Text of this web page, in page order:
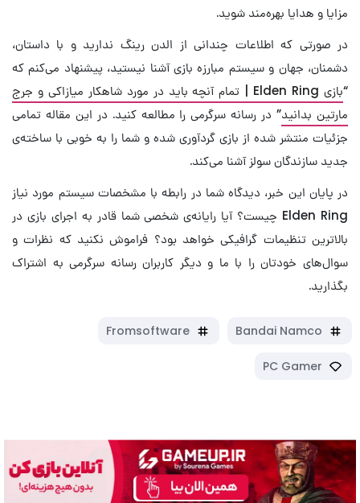
مزایا و هدایا بهره‌مند شوید.
در صورتی که اطلاعات چندانی از الدن رینگ ندارید و با داستان،
دشمنان، جهان و سیستم مبارزه بازی آشنا نیستید، پیشنهاد می‌کنم که
“
بازی Elden Ring | تمام آنچه باید در مورد شاهکار میازاکی و جرج
مارتین بدانید” در رسانه سرگرمی را مطالعه کنید. در این مقاله تمامی
جزئیات منتشر شده از بازی گردآوری شده و شما را به خوبی با ساخته‌ی
جدید سازندگان سولز آشنا می‌کند.
در پایان این خبر، دیدگاه شما در رابطه با مشخصات سیستم مورد نیاز
Elden Ring چیست؟ آیا رایانه‌ی شخصی شما قادر به اجرای بازی در
بالاترین تنظیمات گرافیکی خواهد بود؟ فراموش نکنید که نظرات و
سوال‌های خودتان را با ما و دیگر کاربران رسانه سرگرمی به اشتراک
بگذارید.
Bandai Namco
Fromsoftware
PC Gamer